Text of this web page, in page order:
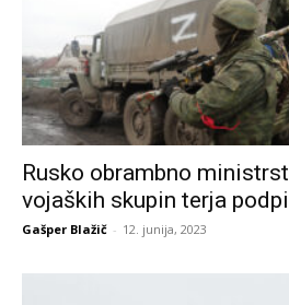
Rusko obrambno
vojaških skupin terja
Gašper Blažič - 12. junija, 2023